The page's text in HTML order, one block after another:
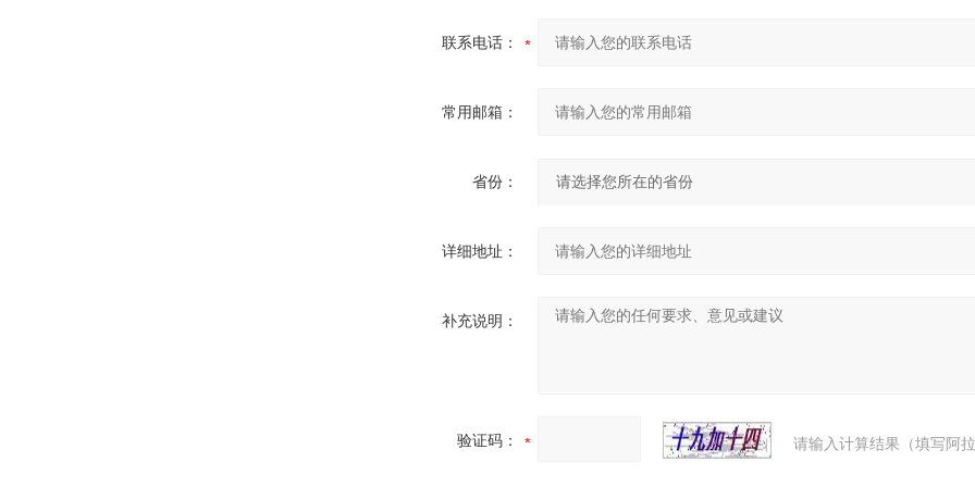
联系电话：
常用邮箱：
省份：
详细地址：
补充说明：
验证码： 请输入计算结果（填写阿